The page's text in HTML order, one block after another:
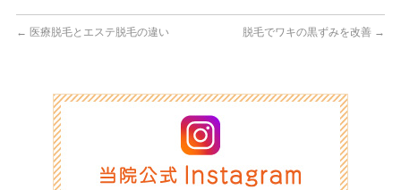
← 医療脱毛とエステ脱毛の違い 脱毛でワキの黒ずみを改善 →